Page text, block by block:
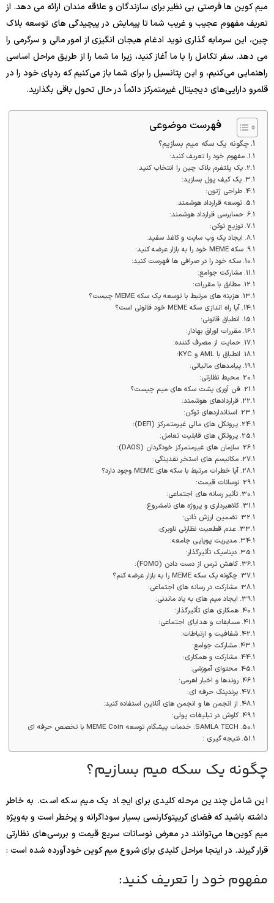
میم کوین ها فرصتی بی نظیر برای سازندگان و علاقه مندان ارائه می دهد. از
تعریف مفهوم عجیب و غریب شما تا پیمایش در پیچیدگی های توسعه بلاک
چین، این سرمایه گذاری نوید ادغام هیجان انگیزی از امور مالی و سرگرمی را
می دهد. سفر تکامل را با ما آغاز کنید، زیرا ما شما را از طریق مراحل اساسی
راهنمایی می‌کنیم، و این پتانسیل را برای شما باز می‌کنیم که ردپای خود را در
قلمرو دارایی‌های دیجیتال غیرمتمرکز دائماً در حال تحول باقی بگذارید.
فهرست موضوعی
چگونه یک سکه میم بسازیم؟
مفهوم خود را تعریف کنید:
یک پلتفرم بلاک چین را انتخاب کنید:
یک کیف پول بسازید:
طراحی ژتون:
توسعه قرارداد هوشمند:
حسابرسی قرارداد هوشمند:
توزیع توکن:
ایجاد یک وب سایت و کاغذ سفید:
سکه MEME خود را به بازار عرضه کنید:
سکه خود را در صرافی ها فهرست کنید:
مشارکت جوامع:
مطابق با مقررات:
هزینه های مرتبط با توسعه یک سکه MEME چیست؟
آیا راه اندازی سکه MEME خود قانونی است؟
انطباق قانونی:
مقررات اوراق بهادار:
حمایت از مصرف کننده:
انطباق با AML و KYC:
پیامدهای مالیاتی:
محیط نظارتی:
فن آوری پشت سکه های میم چیست؟
قراردادهای هوشمند:
استانداردهای توکن:
پروتکل های مالی غیرمتمرکز (DEFI):
پروتکل های قابلیت تعامل:
سازمان های غیرمتمرکز خودگردان (DAOS):
مکانیسم های استخر نقدینگی:
آیا خطرات مرتبط با سکه های MEME وجود دارد؟
نوسانات قیمت:
تأثیر رسانه های اجتماعی:
کلاهبرداری و پروژه های نامشروع:
تضمین ارزش ذاتی:
عدم قطعیت نظارتی ناوبری:
مدیریت پویایی جامعه:
دینامیک تأثیرگذار:
کاهش ترس از دست دادن (FOMO):
چگونه یک سکه MEME را به بازار عرضه کنم؟
مشارکت در رسانه های اجتماعی:
ایجاد میم های به یاد ماندنی:
همکاری های تأثیرگذار:
مسابقات و هدایای اجتماعی:
شفافیت و ارتباطات:
مشارکت جوامع:
مشارکت و همکاری:
محتوای آموزشی:
روندها و اخبار اهرمی:
برندینگ حرفه ای:
از انجمن ها و انجمن های آنلاین استفاده کنید:
کاوش در تبلیغات پولی:
SAMLA TECH: خدمات پیشگام توسعه MEME Coin با تخصص حرفه ای
نتیجه گیری :
چگونه یک سکه میم بسازیم؟
این شامل چندین مرحله کلیدی برای ایجاد یک میم سکه است. به خاطر
داشته باشید که فضای کریپتوکارنسی بسیار سوداگرانه و پرخطر است و به‌ویژه
میم کوین‌ها می‌توانند در معرض نوسانات سریع قیمت و بررسی‌های نظارتی
قرار گیرند. در اینجا مراحل کلیدی برای شروع میم کوین خود آورده شده است :
مفهوم خود را تعریف کنید: